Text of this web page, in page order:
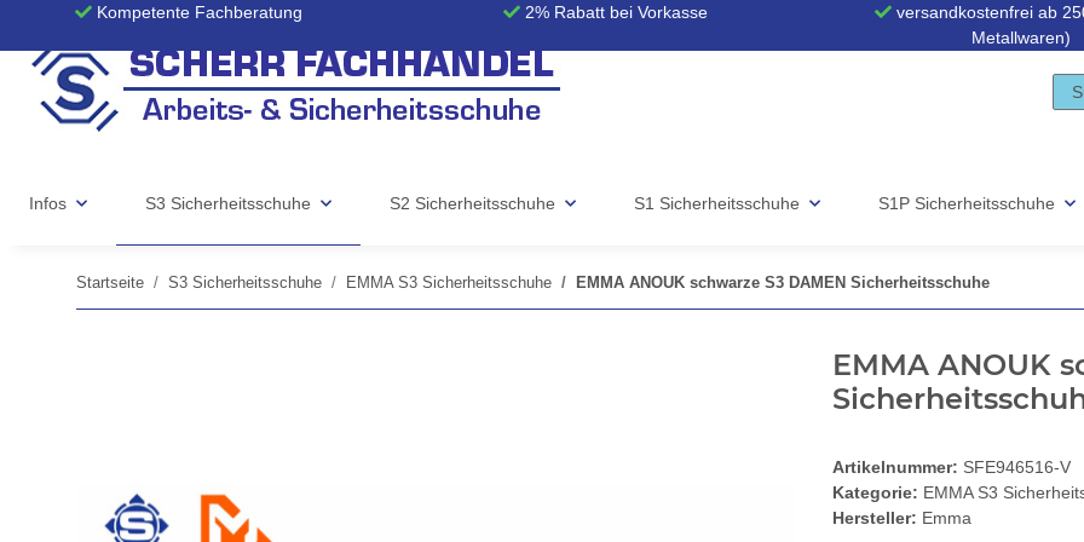
Kompetente Fachberatung 2% Rabatt bei Vorkasse
versandkostenfrei ab
Metallwaren)
Infos S3 Sicherheitsschuhe S2 Sicherheitsschuhe S1 Sicherheitsschuhe S1P Sicherheitsschuhe
Startseite S3 Sicherheitsschuhe EMMA S3 Sicherheitsschuhe EMMA ANOUK schwarze S3 DAMEN Sicherheitsschuhe
EMMA ANOUK
Artikelnummer: SFE946516-V
Kategorie: EMMA S3
Hersteller: Emma